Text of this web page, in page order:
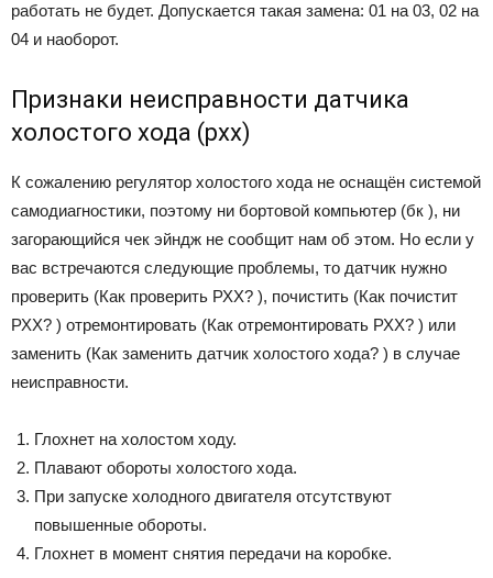
работать не будет. Допускается такая замена: 01 на 03, 02 на
04 и наоборот.
Признаки неисправности датчика
холостого хода (рхх)
К сожалению регулятор холостого хода не оснащён системой
самодиагностики, поэтому ни бортовой компьютер (бк ), ни
загорающийся чек эйндж не сообщит нам об этом. Но если у
вас встречаются следующие проблемы, то датчик нужно
проверить (Как проверить РХХ? ), почистить (Как почистит
РХХ? ) отремонтировать (Как отремонтировать РХХ? ) или
заменить (Как заменить датчик холостого хода? ) в случае
неисправности.
Глохнет на холостом ходу.
Плавают обороты холостого хода.
При запуске холодного двигателя отсутствуют
повышенные обороты.
Глохнет в момент снятия передачи на коробке.